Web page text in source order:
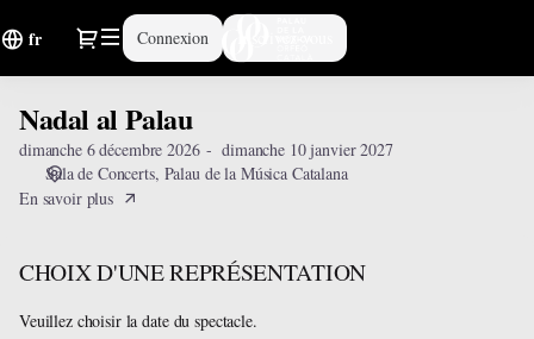
fr Dialogue
Connexion
de
[Nadal
Catalana
Nadal
al
Palau
Nadal al Palau
dimanche 6 décembre 2026
dimanche 10 janvier 2027
Sala de Concerts Palau de la Música Catalana
En savoir plus
CHOIX D'UNE REPRÉSENTATION
Veuillez choisir la date du spectacle.